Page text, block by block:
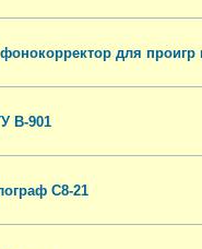
для проигр
В-901
С8-21